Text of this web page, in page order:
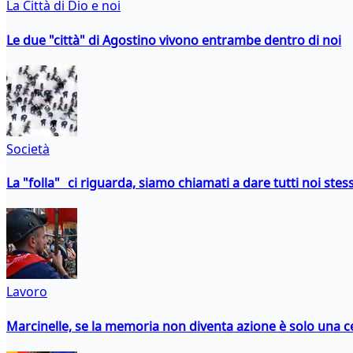
La Città di Dio e noi
Le due "città" di Agostino vivono entrambe dentro di noi
Società
La "folla" ci riguarda, siamo chiamati a dare tutti noi
Lavoro
Marcinelle, se la memoria non diventa azione è solo una